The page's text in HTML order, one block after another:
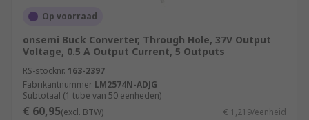
Op voorraad
onsemi Buck Converter, Through Hole, 37V Output
Voltage, 0.5 A Output Current, 5 Outputs
RS-stocknr. 163-2397
Fabrikantnummer LM2574N-ADJG
Subtotaal (1 tube van 50 eenheden)
€ 60,95(excl. BTW) € 1,219/eenheid